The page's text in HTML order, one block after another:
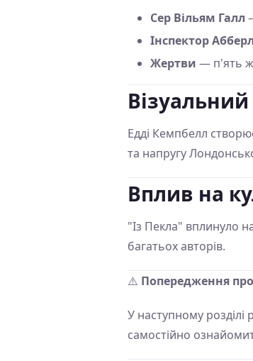
Сер Вільям Галл
Інспектор
Жертви — п'ять
Едді Кемпбелл
та напругу
Вплив на
"Із Пекла" вплинуло
багатьох авторів.
⚠️ Попередження
У наступному
самостійно